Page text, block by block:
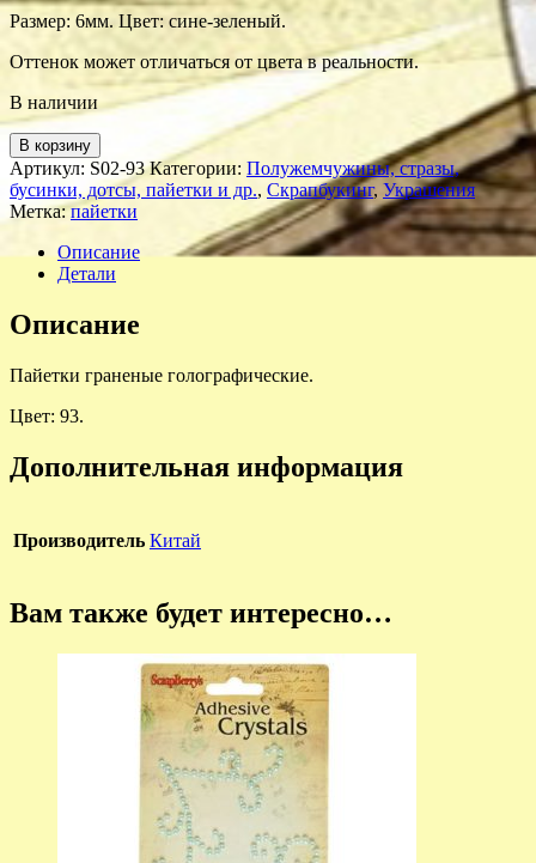
Размер: 6мм. Цвет: сине-зеленый.
Оттенок может отличаться от цвета в реальности.
В наличии
В корзину
Артикул: S02-93 Категории: Полужемчужины, стразы,
бусинки, дотсы, пайетки и др., Скрапбукинг, Украшения
Метка:пайетки
Описание
Детали
Описание
Пайетки граненые голографические.
Цвет: 93.
Дополнительная информация
Производитель Китай
Вам также будет интересно…